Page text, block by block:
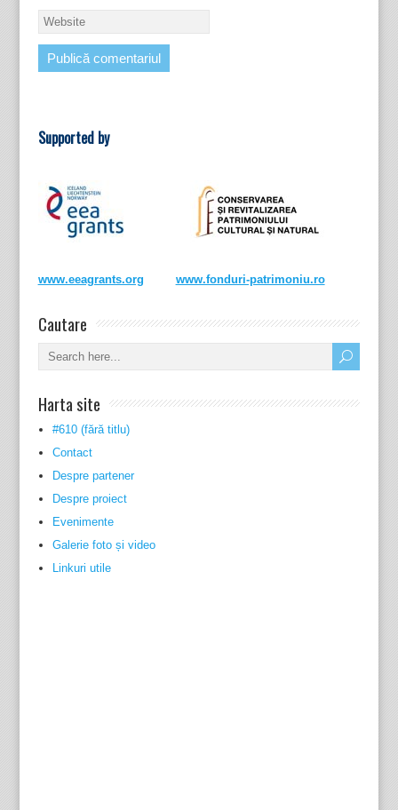
Supported by
www.eeagrants.org www.fonduri-patrimoniu.ro
Cautare
Harta site
#610 (fără titlu)
Contact
Despre partener
Despre proiect
Evenimente
Galerie foto și video
Linkuri utile